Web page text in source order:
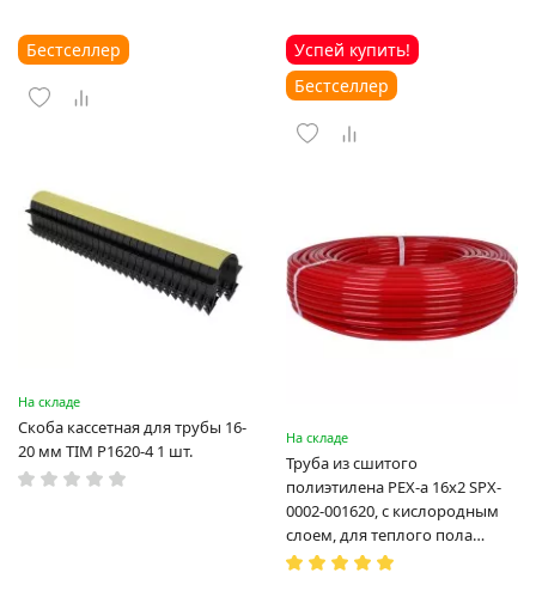
Бестселлер
На складе
Скоба кассетная для трубы 16-
20 мм TIM P1620-4 1 шт.
Успей купить!
Бестселлер
На складе
Труба из сшитого
полиэтилена PEX-a 16х2 SPX-
0002-001620, с кислородным
слоем, для теплого пола
(Испания)